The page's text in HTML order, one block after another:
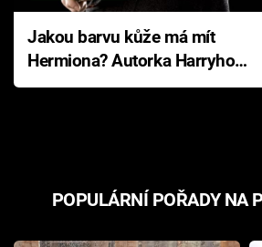
Jakou barvu kůže má mít
Hermiona? Autorka Harryho
Pottera přišla s ráznou
POPULÁRNÍ POŘADY NA